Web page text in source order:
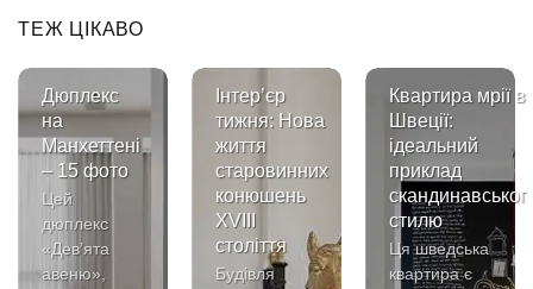
ТЕЖ ЦІКАВО
Дюплекс
на
Манхеттені
– 15 фото
Цей
дюплекс
«Дев’ята
авеню»,
Інтер’єр
тижня: Нова
життя
старовинних
конюшень
XVIII
століття
Будівля
Квартира мрії в
Швеції:
ідеальний
приклад
стилю
Ця шведська
квартира є